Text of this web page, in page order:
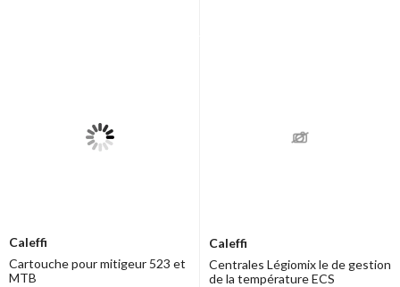
Caleffi
Cartouche pour mitigeur 523 et
MTB
Caleffi
Centrales Légiomix le de gestion
de la température ECS